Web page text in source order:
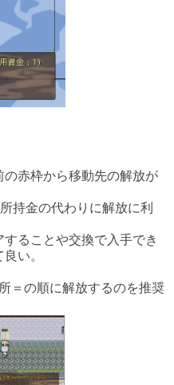
赤枠から移動先の解放が
持金の代わりに解放に利
ることや交換で入手でき
い。
＝の順に解放するのを推奨